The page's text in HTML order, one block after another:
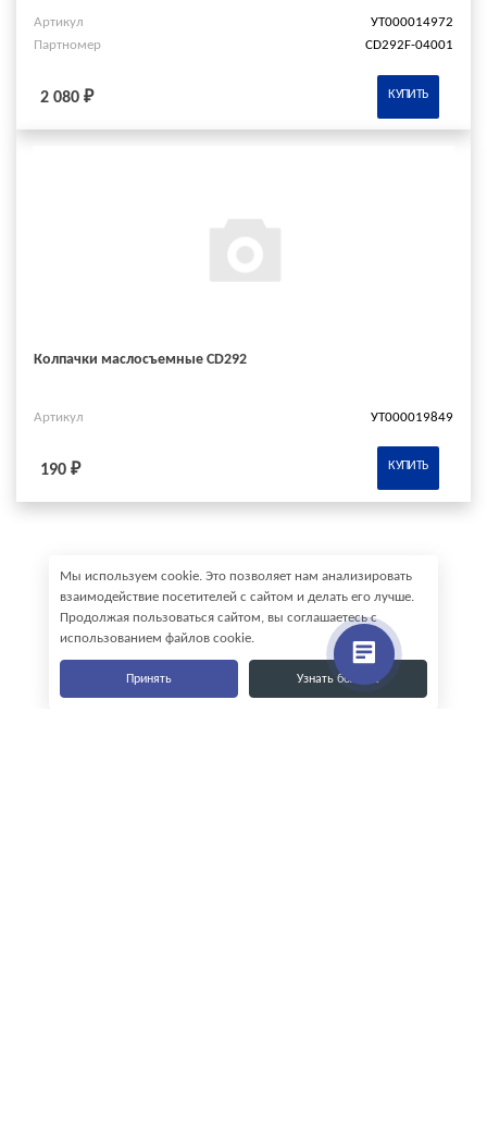
Артикул
УТ000014972
Партномер
CD292F-04001
2 080 ₽ КУПИТЬ
Колпачки маслосъемные CD292
Артикул УТ000019849
190 ₽ КУПИТЬ
Мы используем cookie. Это позволяет нам анализировать
взаимодействие посетителей с сайтом и делать его лучше.
Продолжая пользоваться сайтом, вы соглашаетесь с
использованием файлов cookie.
Принять Узнать больше